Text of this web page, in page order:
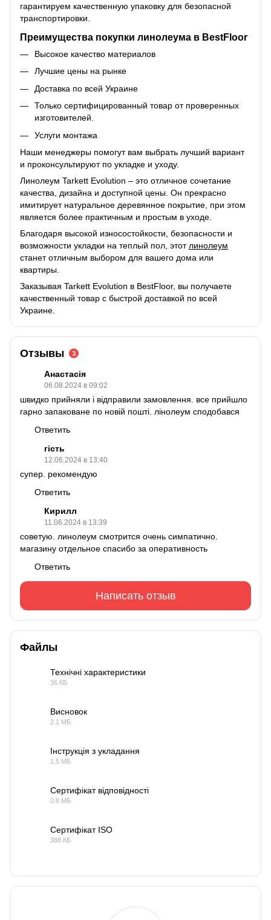
гарантируем качественную упаковку для безопасной
транспортировки.
Преимущества покупки линолеума в BestFloor
Высокое качество материалов
Лучшие цены на рынке
Доставка по всей Украине
Только сертифицированный товар от проверенных
изготовителей.
Услуги монтажа
Наши менеджеры помогут вам выбрать лучший вариант
и проконсультируют по укладке и уходу.
Линолеум Tarkett Evolution – это отличное сочетание
качества, дизайна и доступной цены. Он прекрасно
имитирует натуральное деревянное покрытие, при этом
является более практичным и простым в уходе.
Благодаря высокой износостойкости, безопасности и
возможности укладки на теплый пол, этот линолеум
станет отличным выбором для вашего дома или
квартиры.
Заказывая Tarkett Evolution в BestFloor, вы получаете
качественный товар с быстрой доставкой по всей
Украине.
Отзывы 3
Анастасія
06.08.2024 в 09:02
швидко прийняли і відправили замовлення. все прийшло
гарно запаковане по новій пошті. лінолеум сподобався
Ответить
гість
12.06.2024 в 13:40
супер. рекомендую
Ответить
Кирилл
11.06.2024 в 13:39
советую. линолеум смотрится очень симпатично.
магазину отдельное спасибо за оперативность
Ответить
Написать отзыв
Файлы
Технічні характеристики
36 КБ
Висновок
2.1 МБ
Інструкція з укладання
1.5 МБ
Сертифікат відповідності
0.8 МБ
Сертифікат ISO
388 КБ